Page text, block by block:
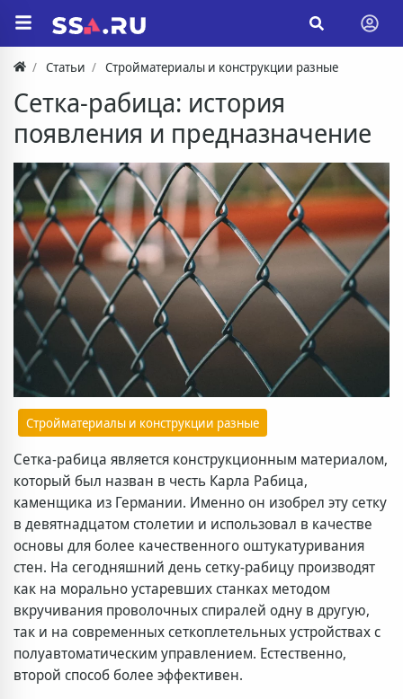
Статьи Стройматериалы и конструкции разные
Сетка-рабица: история
появления и предназначение
Стройматериалы и конструкции разные
Сетка-рабица является конструкционным материалом,
который был назван в честь Карла Рабица,
каменщика из Германии. Именно он изобрел эту сетку
в девятнадцатом столетии и использовал в качестве
основы для более качественного оштукатуривания
стен. На сегодняшний день сетку-рабицу производят
как на морально устаревших станках методом
вкручивания проволочных спиралей одну в другую,
так и на современных сеткоплетельных устройствах с
полуавтоматическим управлением. Естественно,
второй способ более эффективен.